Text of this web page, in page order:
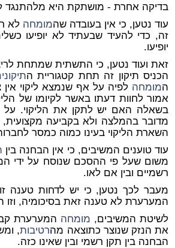
בדיקה אחרת - מושתקת היא מלהתנגד
עוד נטען, כי אין בעובדה שהמומחה לא
זה, כדי להעיד שבעתיד לא יופיעו
יופיעו.
זאת ועוד נטען, כי התשתית שמתחת
הכניס תיקון זה תחת קטגוריית ה
המומחה לפיה על אף שנמצא ליקוי אין
אמור לחוות דעתו באשר לקיומו של
בשאלה האם יש לתקן את הליקוי.
מדובר בהמלצה ולא בקביעה מקצועית,
השארת הליקוי בעינו כמוה כמסר
עוד טוענים המשיבים, כי אין הבחנה בין
משום שעל פי ההסכם שנוסח על ידי
רשמיים ובין אם לאו.
מעבר לכך נטען, כי יש לדחות
המערערת לא טענה זאת בסיכומיה,
לשיטת המשיבים, מומחה המערערת
את הנזק שנוצר כתוצאה מהרטיבות,
הבחנה בין תקן רשמי ובין שאינו כזה.